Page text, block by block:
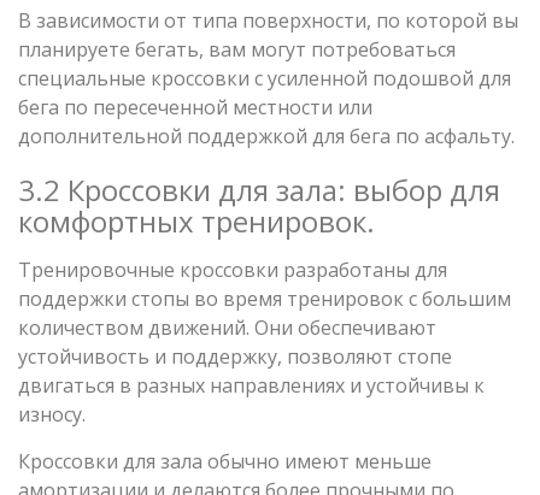
В зависимости от типа поверхности, по которой вы
планируете бегать, вам могут потребоваться
специальные кроссовки с усиленной подошвой для
бега по пересеченной местности или
дополнительной поддержкой для бега по асфальту.
3.2 Кроссовки для зала: выбор для
комфортных тренировок.
Тренировочные кроссовки разработаны для
поддержки стопы во время тренировок с большим
количеством движений. Они обеспечивают
устойчивость и поддержку, позволяют стопе
двигаться в разных направлениях и устойчивы к
износу.
Кроссовки для зала обычно имеют меньше